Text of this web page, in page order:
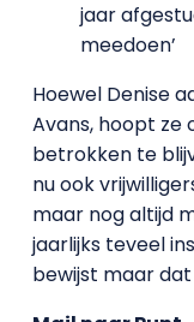
jaar
meedoen’
Hoewel Denise
Avans, hoopt ze
betrokken te
nu ook
maar nog altijd
jaarlijks teveel
bewijst maar